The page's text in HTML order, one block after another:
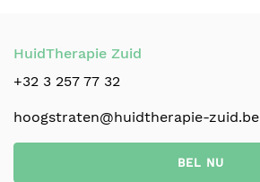
HuidTherapie Zuid
+32 3 257 77 32
hoogstraten@huidtherapie-zuid.be
BEL NU